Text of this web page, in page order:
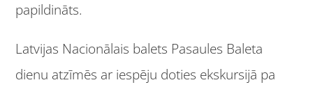
papildināts.
Latvijas Nacionālais balets Pasaules Baleta
dienu atzīmēs ar iespēju doties ekskursijā pa